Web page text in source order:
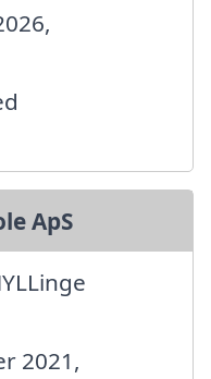
ApS
2021,